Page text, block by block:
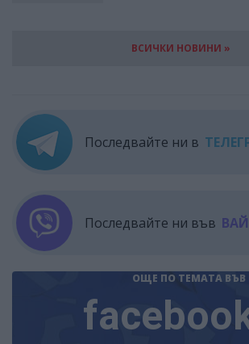
ВСИЧКИ НОВИНИ »
Последвайте ни в
Последвайте ни във
ОЩЕ ПО ТЕМАТА ВЪВ